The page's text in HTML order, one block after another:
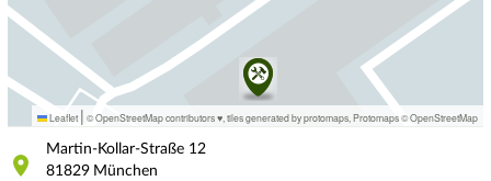
Leaflet | © OpenStreetMap contributors ♥, tiles generated by protomaps Protomaps©OpenStreetMap
Martin-Kollar-Straße 12
81829 München